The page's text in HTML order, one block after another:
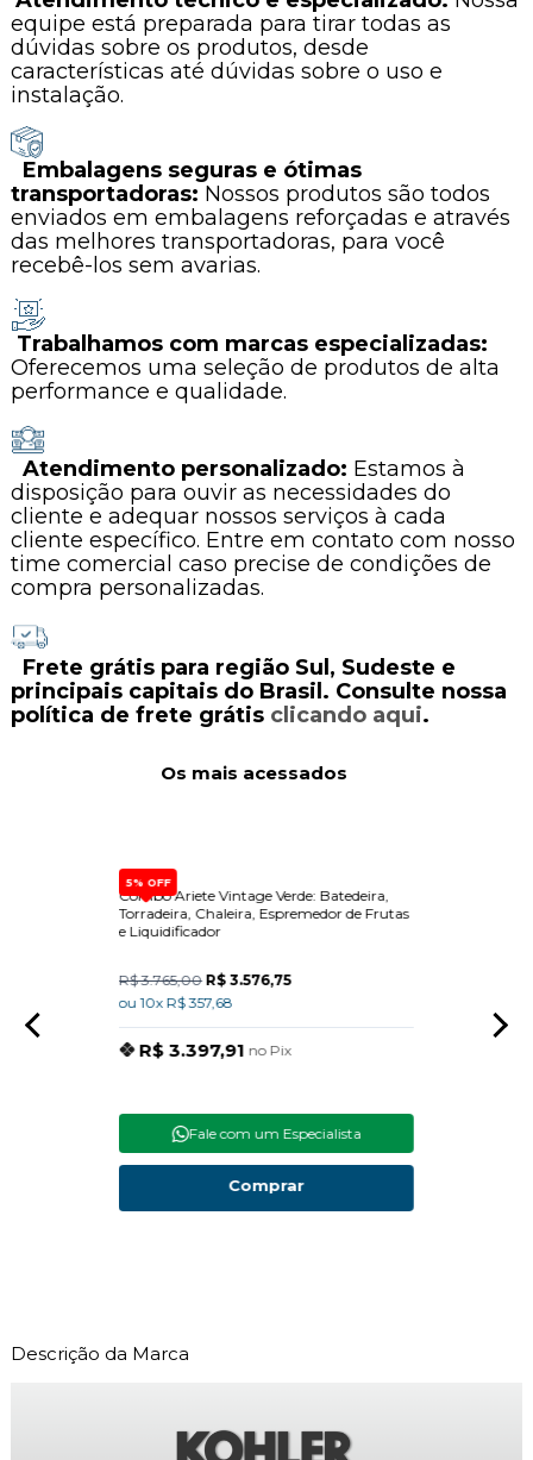
equipe está preparada para tirar todas as
dúvidas sobre os produtos, desde
características até dúvidas sobre o uso e
instalação.
Embalagens seguras e ótimas
transportadoras: Nossos produtos são todos
enviados em embalagens reforçadas e através
das melhores transportadoras, para você
recebê-los sem avarias.
Trabalhamos com marcas especializadas:
Oferecemos uma seleção de produtos de alta
performance e qualidade.
Atendimento personalizado: Estamos à
disposição para ouvir as necessidades do
cliente e adequar nossos serviços à cada
cliente específico. Entre em contato com nosso
time comercial caso precise de condições de
compra personalizadas.
Frete grátis para região Sul, Sudeste e
principais capitais do Brasil. Consulte nossa
política de frete grátis clicando aqui.
Os mais acessados
5% OFF
Combo Ariete Vintage Verde: Batedeira,
Torradeira, Chaleira, Espremedor de Frutas
e Liquidificador
R$ 3.765,00 R$ 3.576,75
ou 10x R$ 357,68
R$ 3.397,91 no Pix
Fale com um Especialista
Comprar
Descrição da Marca